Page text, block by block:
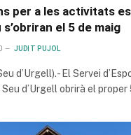
per a les activitats
s’obriran el 5 de maig
JUDIT PUJOL
d’Urgell).- El Servei
Seu d’Urgell obrirà el